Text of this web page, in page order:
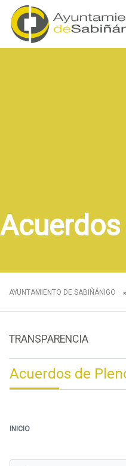
AYUNTAMIENTO DE SABIÑÁNIGO
TRANSPARENCIA
Acuerdos de
INICIO